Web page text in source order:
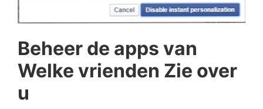
Beheer de apps van
Welke vrienden Zie over
u